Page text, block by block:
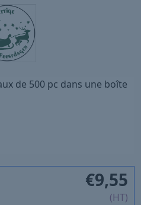
de 500 pc dans une boîte
€9,55
(HT)